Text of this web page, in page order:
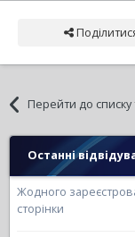
Перейти до списку
Останні
Жодного
сторінки